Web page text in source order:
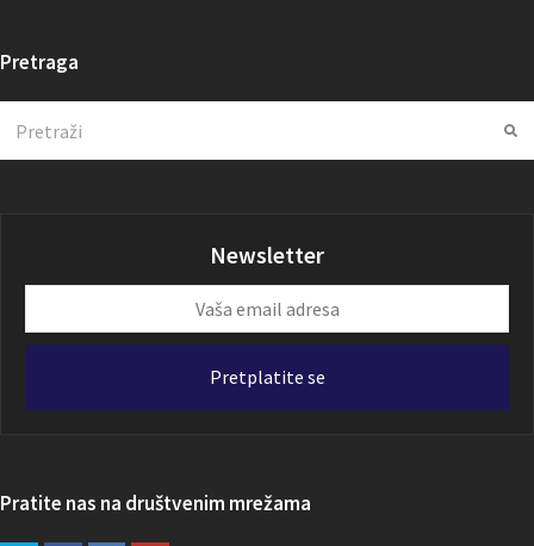
Pretraga
Newsletter
email
Pretplatite se
Pratite nas na društvenim mrežama